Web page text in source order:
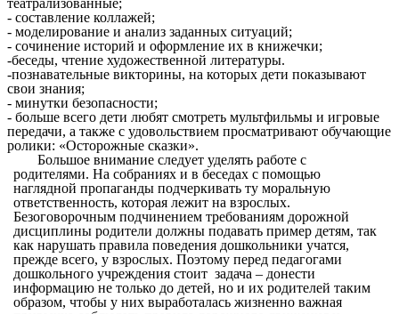
театрализованные;
- составление коллажей;
- моделирование и анализ заданных ситуаций;
- сочинение историй и оформление их в книжечки;
-беседы, чтение художественной литературы.
-познавательные викторины, на которых дети показывают
свои знания;
- минутки безопасности;
- больше всего дети любят смотреть мультфильмы и игровые
передачи, а также с удовольствием просматривают обучающие
ролики: «Осторожные сказки».
Большое внимание следует уделять работе с
родителями. На собраниях и в беседах с помощью
наглядной пропаганды подчеркивать ту моральную
ответственность, которая лежит на взрослых.
Безоговорочным подчинением требованиям дорожной
дисциплины родители должны подавать пример детям, так
как нарушать правила поведения дошкольники учатся,
прежде всего, у взрослых. Поэтому перед педагогами
дошкольного учреждения стоит задача – донести
информацию не только до детей, но и их родителей таким
образом, чтобы у них выработалась жизненно важная